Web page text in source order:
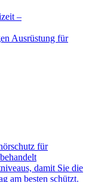
–
Ausrüstung für
für
damit Sie die
am besten schützt.